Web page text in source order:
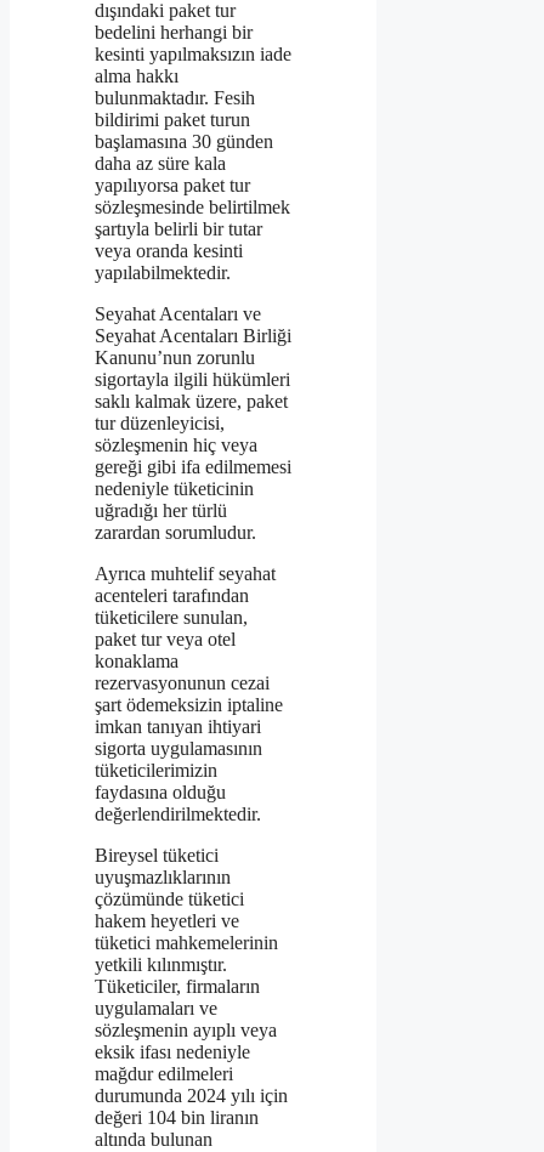
dışındaki paket tur
bedelini herhangi bir
kesinti yapılmaksızın iade
alma hakkı
bulunmaktadır. Fesih
bildirimi paket turun
başlamasına 30 günden
daha az süre kala
yapılıyorsa paket tur
sözleşmesinde belirtilmek
şartıyla belirli bir tutar
veya oranda kesinti
yapılabilmektedir.
Seyahat Acentaları ve
Seyahat Acentaları Birliği
Kanunu’nun zorunlu
sigortayla ilgili hükümleri
saklı kalmak üzere, paket
tur düzenleyicisi,
sözleşmenin hiç veya
gereği gibi ifa edilmemesi
nedeniyle tüketicinin
uğradığı her türlü
zarardan sorumludur.
Ayrıca muhtelif seyahat
acenteleri tarafından
tüketicilere sunulan,
paket tur veya otel
konaklama
rezervasyonunun cezai
şart ödemeksizin iptaline
imkan tanıyan ihtiyari
sigorta uygulamasının
tüketicilerimizin
faydasına olduğu
değerlendirilmektedir.
Bireysel tüketici
uyuşmazlıklarının
çözümünde tüketici
hakem heyetleri ve
tüketici mahkemelerinin
yetkili kılınmıştır.
Tüketiciler, firmaların
uygulamaları ve
sözleşmenin ayıplı veya
eksik ifası nedeniyle
mağdur edilmeleri
durumunda 2024 yılı için
değeri 104 bin liranın
altında bulunan